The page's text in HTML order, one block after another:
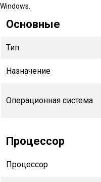
Windows.
Основные
Тип
Назначение
Операционная система
Процессор
Процессор